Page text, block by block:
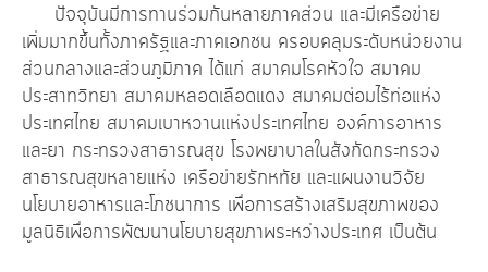
ปัจจุบันมีการทานร่วมกันหลายภาคส่วน และมีเครือข่าย
เพิ่มมากขึ้นทั้งภาครัฐและภาคเอกชน ครอบคลุมระดับหน่วยงาน
ส่วนกลางและส่วนภูมิภาค ได้แก่ สมาคมโรคหัวใจ สมาคม
ประสาทวิทยา สมาคมหลอดเลือดแดง สมาคมต่อมไร้ท่อแห่ง
ประเทศไทย สมาคมเบาหวานแห่งประเทศไทย องค์การอาหาร
และยา กระทรวงสาธารณสุข โรงพยาบาลในสังกัดกระทรวง
สาธารณสุขหลายแห่ง เครือข่ายรักหทัย และแผนงานวิจัย
นโยบายอาหารและโภชนาการ เพื่อการสร้างเสริมสุขภาพของ
มูลนิธิเพื่อการพัฒนานโยบายสุขภาพระหว่างประเทศ เป็นต้น